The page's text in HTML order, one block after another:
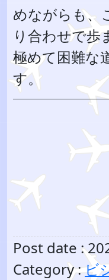
めながらも、
り合わせで歩
極めて困難な
す。
Post date :
Category : ビ